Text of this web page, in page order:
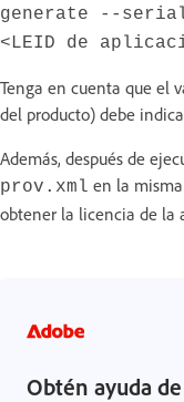
generate --
<LEID de
Tenga en cuenta que el
del producto) debe
Además, después de
prov.xml en la
obtener la licencia de la
Obtén ayuda